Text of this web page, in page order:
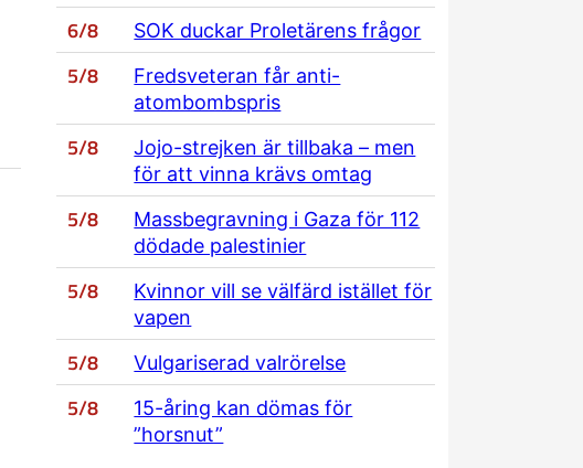
6/8 SOK duckar Proletärens frågor
5/8
Fredsveteran får anti-
atombombspris
5/8
Jojo-strejken är tillbaka – men
för att vinna krävs omtag
5/8
Massbegravning i Gaza för 112
dödade palestinier
5/8
Kvinnor vill se välfärd istället för
vapen
5/8 Vulgariserad valrörelse
5/8
15-åring kan dömas för
”horsnut”